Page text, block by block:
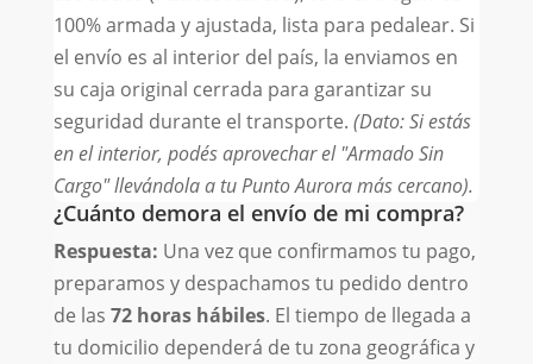
100% armada y ajustada, lista para pedalear. Si
el envío es al interior del país, la enviamos en
su caja original cerrada para garantizar su
seguridad durante el transporte. (Dato: Si estás
en el interior, podés aprovechar el "Armado Sin
Cargo" llevándola a tu Punto Aurora más cercano).
¿Cuánto demora el envío de mi compra?
Respuesta: Una vez que confirmamos tu pago,
preparamos y despachamos tu pedido dentro
de las 72 horas hábiles. El tiempo de llegada a
tu domicilio dependerá de tu zona geográfica y